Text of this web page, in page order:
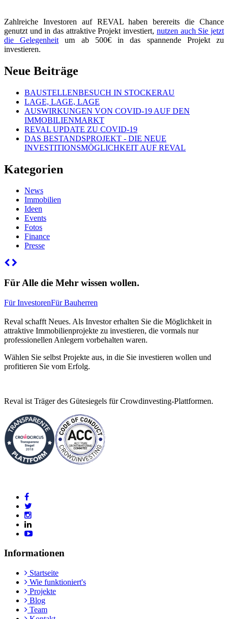
Zahlreiche Investoren auf REVAL haben berereits die Chance
genutzt und in das attraktive Projekt investiert, nutzen auch Sie jetzt
die Gelegenheit um ab 500€ in das spannende Projekt zu
investieren.
Neue Beiträge
BAUSTELLENBESUCH IN STOCKERAU
LAGE, LAGE, LAGE
AUSWIRKUNGEN VON COVID-19 AUF DEN
IMMOBILIENMARKT
REVAL UPDATE ZU COVID-19
DAS BESTANDSPROJEKT - DIE NEUE
INVESTITIONSMÖGLICHKEIT AUF REVAL
Kategorien
News
Immobilien
Ideen
Events
Fotos
Finance
Presse
Für Alle die Mehr wissen wollen.
Für InvestorenFür Bauherren
Reval schafft Neues. Als Investor erhalten Sie die Möglichkeit in
attraktive Immobilienprojekte zu investieren, die vormals nur
professionellen Anlegern vorbehalten waren.
Wählen Sie selbst Projekte aus, in die Sie investieren wollen und
profitieren Sie vom Erfolg.
Reval ist Träger des Gütesiegels für Crowdinvesting-Plattformen.
Informationen
Startseite
Wie funktioniert's
Projekte
Blog
Team